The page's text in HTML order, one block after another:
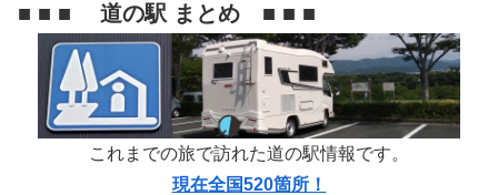
■ ■ ■ 道の駅 まとめ ■ ■ ■
これまでの旅で訪れた道の駅情報です。
現在全国520箇所！